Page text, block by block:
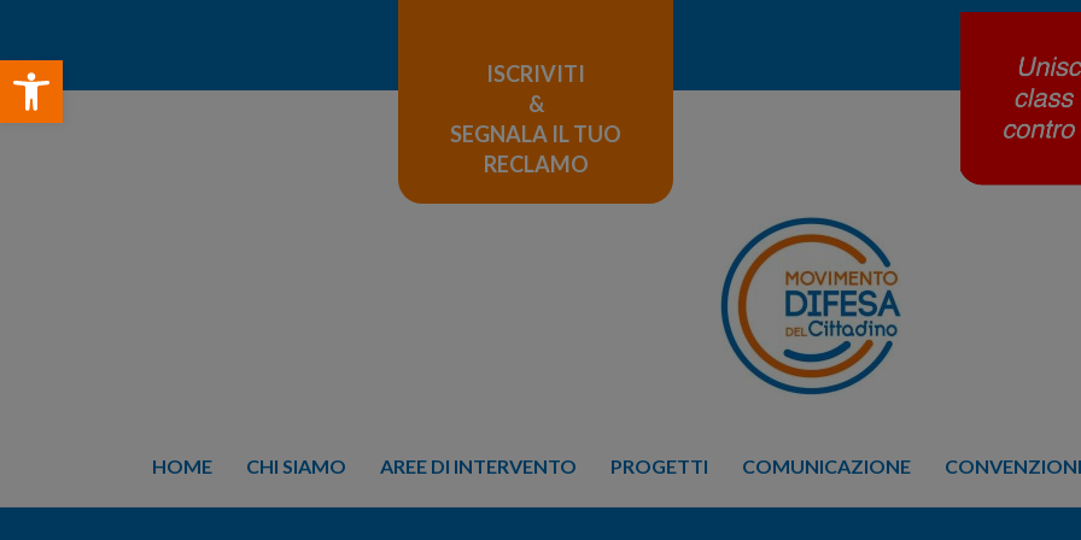
Open toolbar
ISCRIVITI
&
SEGNALA IL TUO
RECLAMO
HOME CHI SIAMO AREE DI INTERVENTO PROGETTI COMUNICAZIONE